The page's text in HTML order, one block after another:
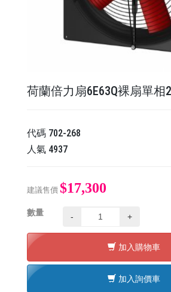
荷蘭倍力扇6E63Q裸扇單相
代碼 702-268
人氣 4937
建議售價 $17,300
數量 - +
加入購物車
加入詢價車